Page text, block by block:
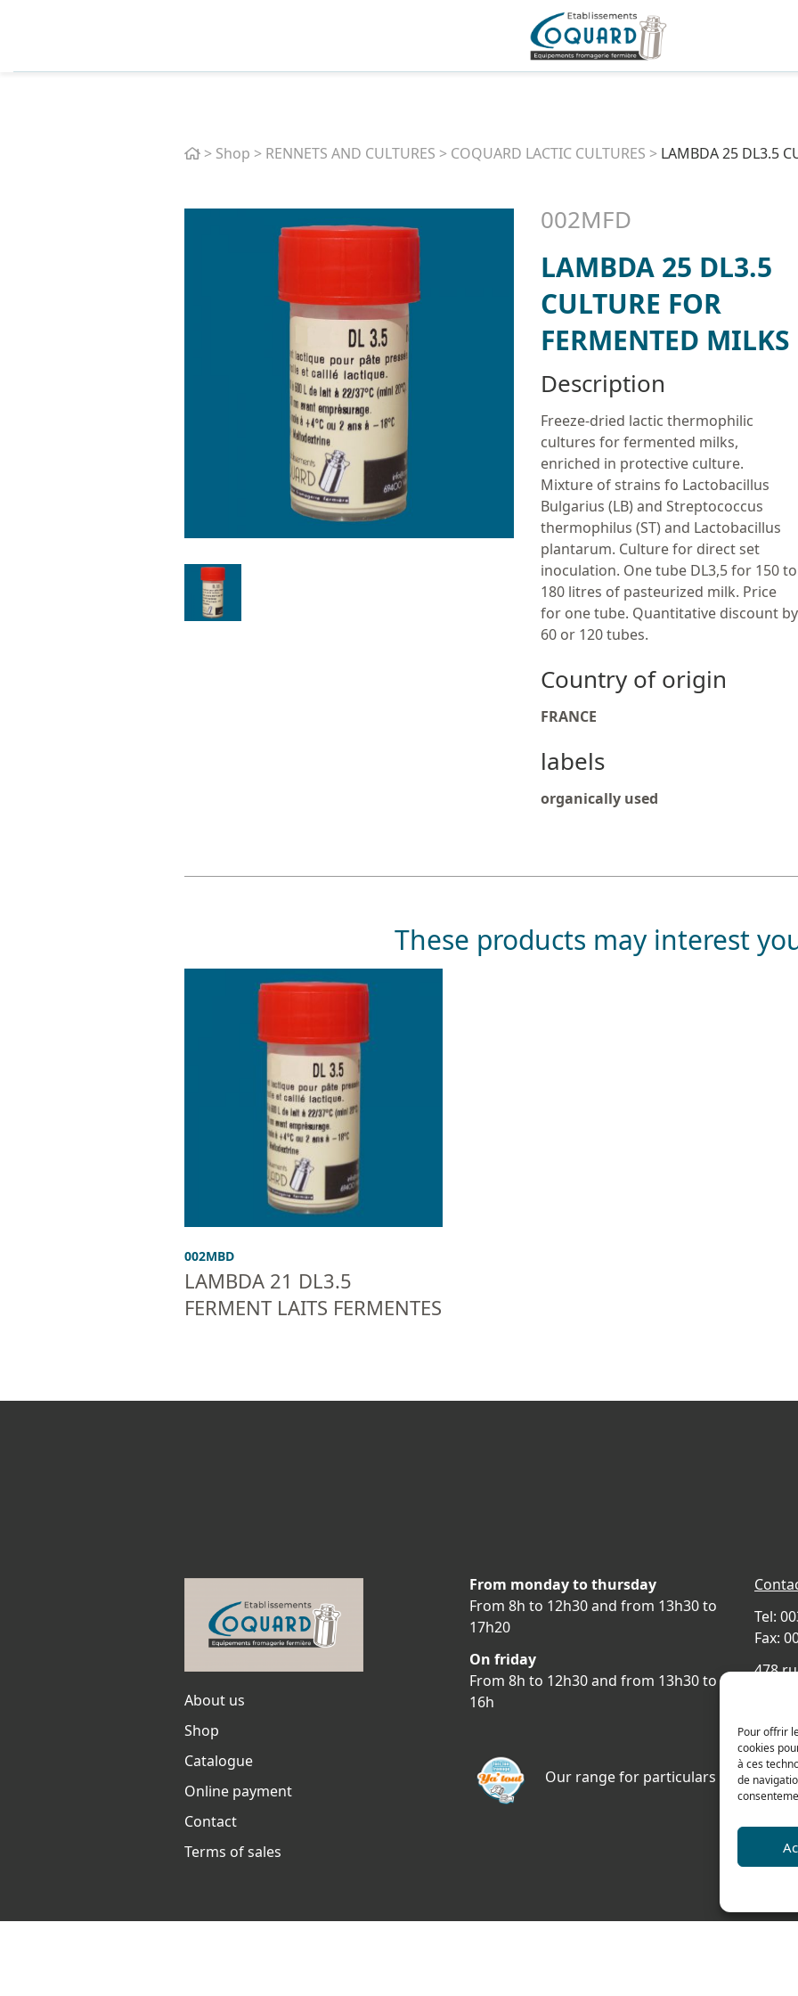
Pour offrir
cookies
à ces
de
Home
> Shop > RENNETS AND CULTURES > COQUARD LACTIC CULTURES > LAMBDA 25 DL3.5
002MFD
LAMBDA 25 DL3.5
CULTURE FOR
FERMENTED MILKS
Description
Freeze-dried lactic thermophilic
cultures for fermented milks,
enriched in protective culture.
Mixture of strains fo Lactobacillus
Bulgarius (LB) and Streptococcus
thermophilus (ST) and Lactobacillus
plantarum. Culture for direct set
inoculation. One tube DL3,5 for 150 to
180 litres of pasteurized milk. Price
for one tube. Quantitative discount by
60 or 120 tubes.
Country of origin
FRANCE
labels
organically used
These products may interest
002MBD
LAMBDA 21 DL3.5
FERMENT LAITS FERMENTES
About us
Shop
Catalogue
Online payment
Contact
Terms of sales
From monday to thursday
From 8h to 12h30 and from 13h30 to
17h20
On friday
From 8h to 12h30 and from 13h30 to
16h
Our range for particulars
Tel:
Fax:
478